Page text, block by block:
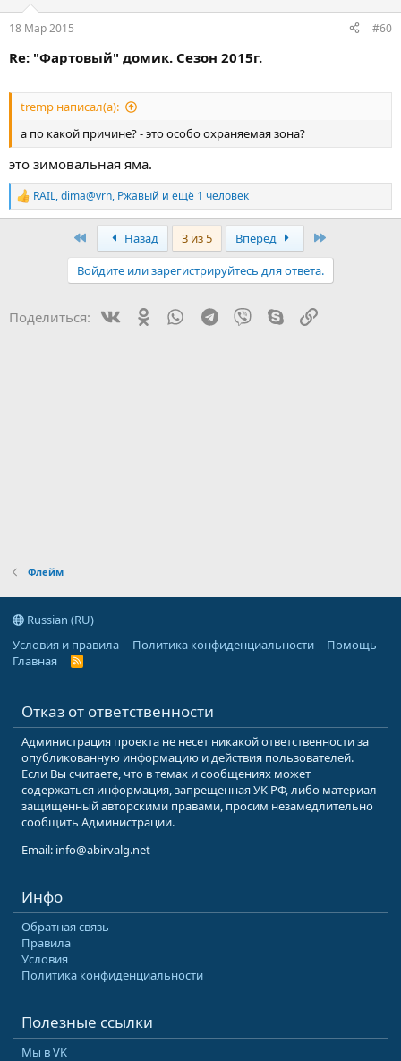
18 Мар 2015 #60
Re: "Фартовый" домик. Сезон 2015г.
tremp написал(а):
а по какой причине? - это особо охраняемая зона?
это зимовальная яма.
Р
е
RAIL,dima@vrn, Ржавый и ещё 1 человек
Назад 3 из 5 Вперёд
Войдите или зарегистрируйтесь для ответа.
Поделиться: Ok WhatsAppTelegram
Viber SkypeСсылка
Флейм
Russian (RU)
Условия и правила
Политика конфиденциальности
Помощь
Главная
R
Отказ от ответственности
Администрация проекта не несет никакой ответственности за
опубликованную информацию и действия пользователей.
Если Вы считаете, что в темах и сообщениях может
содержаться информация, запрещенная УК РФ, либо материал
защищенный авторскими правами, просим незамедлительно
сообщить Администрации.
Email: info@abirvalg.net
Инфо
Обратная связь
Правила
Условия
Политика конфиденциальности
Полезные ссылки
Мы в VK